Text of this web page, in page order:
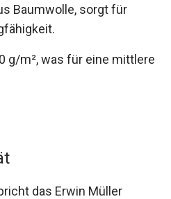
Baumwolle, sorgt für
g/m², was für eine mittlere
das Erwin Müller